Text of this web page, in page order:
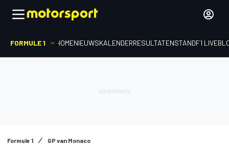
FORMULE 1 HOMENIEUWSKALENDERRESULTATENSTANDF1
Formule 1 GP van Monaco